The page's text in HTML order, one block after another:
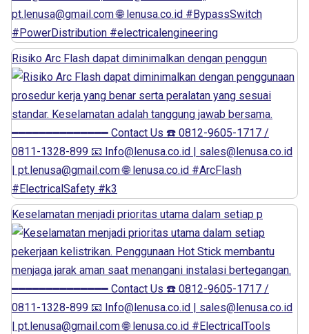
Risiko Arc Flash dapat diminimalkan dengan penggun
Keselamatan menjadi prioritas utama dalam setiap p